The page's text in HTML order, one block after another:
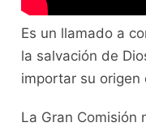
Es un llamado a
la salvación de
importar su origen
La Gran Comisión